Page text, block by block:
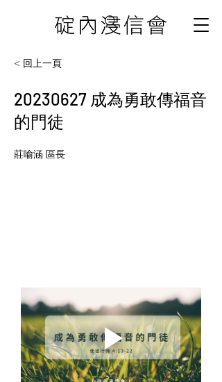
< 回上一頁
20230627 成為勇敢傳福音
的門徒
莊喻涵 區長